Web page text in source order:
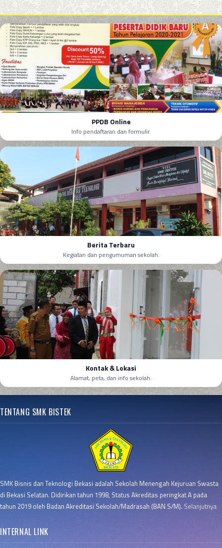
PPDB Online
Info pendaftaran dan formulir.
Berita Terbaru
Kegiatan dan pengumuman sekolah.
Kontak & Lokasi
Alamat, peta, dan info sekolah.
TENTANG SMK BISTEK
SMK Bisnis dan Teknologi Bekasi adalah Sekolah Menengah Kejuruan Swasta
di Bekasi Selatan. Didirikan tahun 1998, Status Akreditas peringkat A pada
tahun 2019 oleh Badan Akreditasi Sekolah/Madrasah (BAN S/M). Selanjutnya
INTERNAL LINK